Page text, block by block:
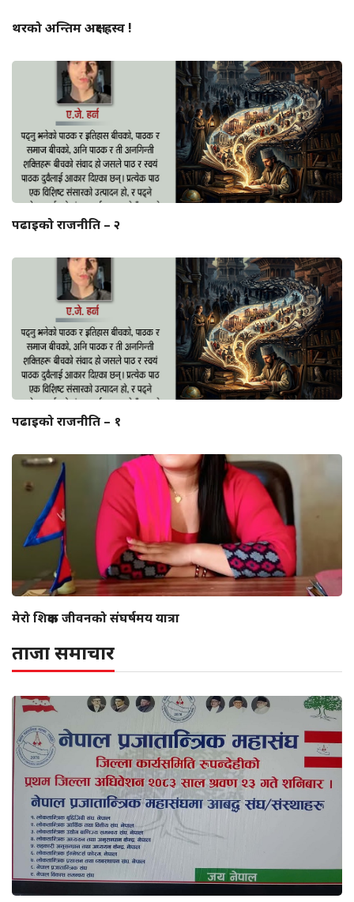
थरको अन्तिम अक्षर ह्रस्व !
पढाइको राजनीति – २
पढाइको राजनीति – १
मेरो शिक्षक जीवनको संघर्षमय यात्रा
ताजा समाचार